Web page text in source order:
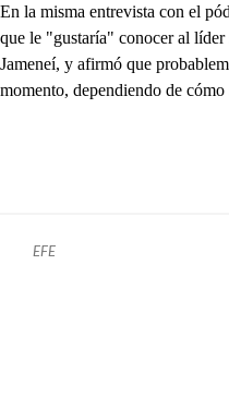
En la misma entrevista con el
que le "gustaría" conocer al
Jameneí, y afirmó que
momento, dependiendo de cómo
EFE